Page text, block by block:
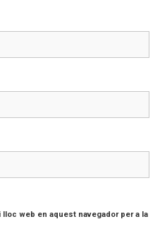
web en aquest navegador per a la